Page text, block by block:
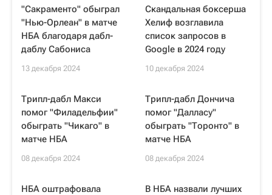
"Сакраменто" обыграл
"Нью-Орлеан" в матче
НБА благодаря дабл-
даблу Сабониса
13 декабря 2024
Скандальная боксерша
Хелиф возглавила
список запросов в
Google в 2024 году
10 декабря 2024
Трипл-дабл Макси
помог "Филадельфии"
обыграть "Чикаго" в
матче НБА
08 декабря 2024
Трипл-дабл Дончича
помог "Далласу"
обыграть "Торонто" в
матче НБА
08 декабря 2024
НБА оштрафовала
В НБА назвали лучших